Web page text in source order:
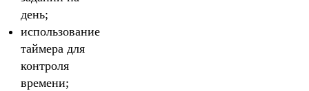
день;
использование
таймера для
контроля
времени;